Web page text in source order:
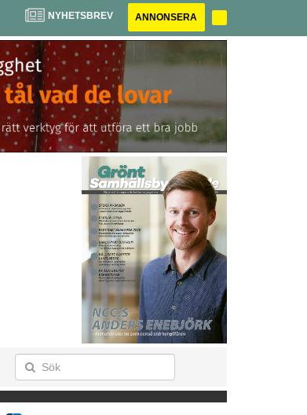
NYHETSBREV ANNONSERA